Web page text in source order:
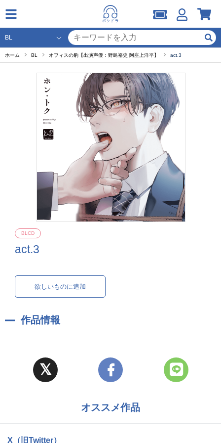
ホーム BL オフィスの豹【出演声優：野島裕史 阿座上洋平】 act.3
act.3
BLCD
欲しいものに追加
作品情報
オススメ作品
X（旧Twitter）